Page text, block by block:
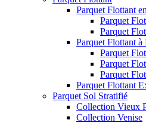
Parquet Flottant
Parquet
Parquet
Parquet Flottant
Parquet
Parquet
Parquet
Parquet Flottant
Parquet Sol Stratifié
Collection Vieux
Collection Venise